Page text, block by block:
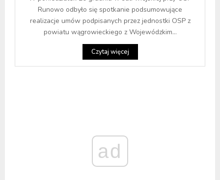
Runowo odbyło się spotkanie podsumowujące
realizacje umów podpisanych przez jednostki OSP z
powiatu wągrowieckiego z Wojewódzkim...
Czytaj więcej
ad